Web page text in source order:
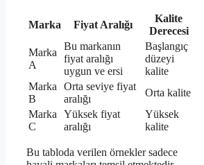
Marka Fiyat Aralığı
Kalite
Derecesi
Marka
A
Bu markanın
fiyat aralığı
uygun ve ersi
Başlangıç
düzeyi
kalite
Marka
B
Orta seviye fiyat
aralığı
Orta kalite
Marka
C
Yüksek fiyat
aralığı
Yüksek
kalite
Bu tabloda verilen örnekler sadece